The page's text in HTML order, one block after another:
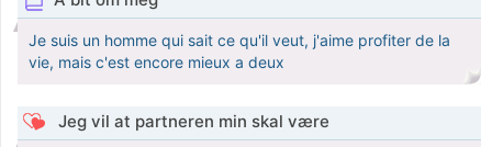
Je suis un homme qui sait ce qu'il veut, j'aime profiter de la
vie, mais c'est encore mieux a deux
Jeg vil at partneren min skal være